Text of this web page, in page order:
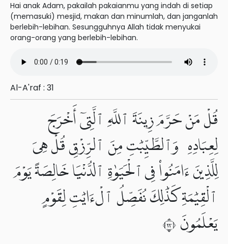
Hai anak Adam, pakailah pakaianmu yang indah di setiap
(memasuki) mesjid, makan dan minumlah, dan janganlah
berlebih-lebihan. Sesungguhnya Allah tidak menyukai
orang-orang yang berlebih-lebihan.
Al-A'raf : 31
قُلْ مَنْ حَرَّمَ زِينَةَ ٱللَّهِ ٱلَّتِىٓ أَخْرَجَ
لِعِبَادِهِۦ وَٱلطَّيِّبَٰتِ مِنَ ٱلرِّزْقِ قُلْ هِىَ
لِلَّذِينَ ءَامَنُوا۟ فِى ٱلْحَيَوٰةِ ٱلدُّنْيَا خَالِصَةً يَوْمَ
ٱلْقِيَٰمَةِ كَذَٰلِكَ نُفَصِّلُ ٱلْءَايَٰتِ لِقَوْمٍ
يَعْلَمُونَ ٣٢